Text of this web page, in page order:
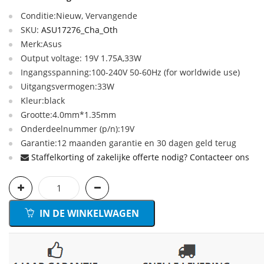
Conditie:Nieuw, Vervangende
SKU: ASU17276_Cha_Oth
Merk:Asus
Output voltage: 19V 1.75A,33W
Ingangsspanning:100-240V 50-60Hz (for worldwide use)
Uitgangsvermogen:33W
Kleur:black
Grootte:4.0mm*1.35mm
Onderdeelnummer (p/n):19V
Garantie:12 maanden garantie en 30 dagen geld terug
Staffelkorting of zakelijke offerte nodig? Contacteer ons
IN DE WINKELWAGEN